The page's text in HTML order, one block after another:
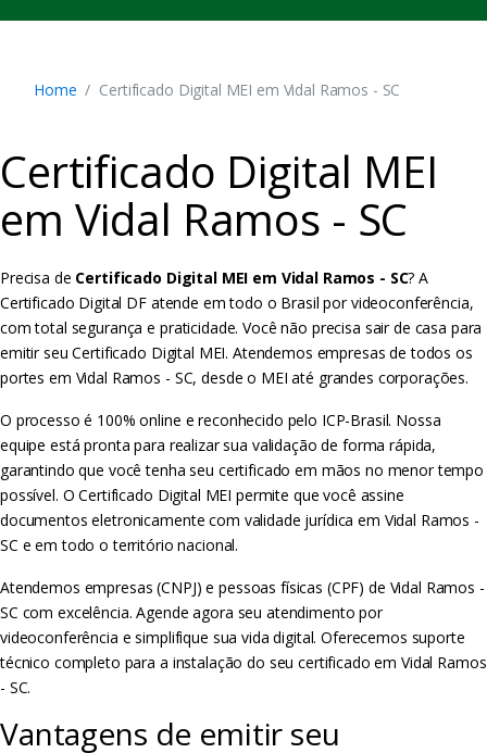
:
Home Certificado Digital MEI em Vidal Ramos - SC
Certificado Digital MEI
em Vidal Ramos - SC
Precisa de Certificado Digital MEI em Vidal Ramos - SC? A
Certificado Digital DF atende em todo o Brasil por videoconferência,
com total segurança e praticidade. Você não precisa sair de casa para
emitir seu Certificado Digital MEI. Atendemos empresas de todos os
portes em Vidal Ramos - SC, desde o MEI até grandes corporações.
O processo é 100% online e reconhecido pelo ICP-Brasil. Nossa
equipe está pronta para realizar sua validação de forma rápida,
garantindo que você tenha seu certificado em mãos no menor tempo
possível. O Certificado Digital MEI permite que você assine
documentos eletronicamente com validade jurídica em Vidal Ramos -
SC e em todo o território nacional.
Atendemos empresas (CNPJ) e pessoas físicas (CPF) de Vidal Ramos -
SC com excelência. Agende agora seu atendimento por
videoconferência e simplifique sua vida digital. Oferecemos suporte
técnico completo para a instalação do seu certificado em Vidal Ramos
- SC.
Vantagens de emitir seu